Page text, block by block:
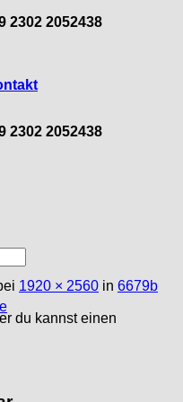
2302 2052438
2302 2052438
1920 × 2560 in 6679b
du kannst einen